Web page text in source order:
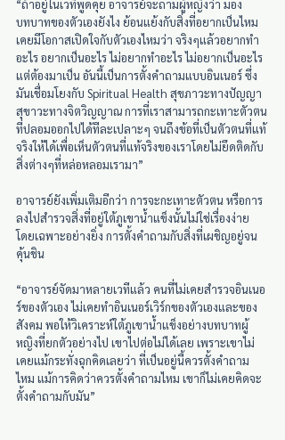
“ถ้าอยู่ในเวทีพูดคุย อาจารย์จะถามผู้หญิงว่า มอง
บทบาทของตัวเองยังไง ย้อนแย้งกับสิ่งที่อยากเป็นไหม
เคยมีโอกาสเปิดใจกับตัวเองไหมว่า จริงๆแล้วอยากทำ
อะไร อยากเป็นอะไร ไม่อยากทำอะไร ไม่อยากเป็นอะไร
แต่ต้องมาเป็น อันนี้เป็นการตั้งคำถามแบบอินเนอร์ ซึ่ง
มันเชื่อมโยงกับ Spiritual Health สุขภาวะทางปัญญา
สุขาวะทางจิตวิญญาณ การที่เราสามารถกะเทาะตัวตน
ที่ปลอมออกไปได้ทีละเปลาะๆ จนถึงข้อที่เป็นตัวตนที่แท้
จริงให้ได้เพื่อเห็นตัวตนที่แท้จริงของเราโดยไม่ยึดติดกับ
สิ่งต่างๆที่หล่อหลอมเรามา”
อาจารย์ยังเพิ่มเติมอีกว่า การจะกะเทาะตัวตน หรือการ
ลงไปสำรวจสิ่งที่อยู่ใต้ภูเขาน้ำแข็งนั้นไม่ใช่เรื่องง่าย
โดยเฉพาะอย่างยิ่ง การตั้งคำถามกับสิ่งที่เผชิญอยู่จน
คุ้นชิน
“อาจารย์จัดมาหลายเวทีแล้ว คนที่ไม่เคยสำรวจอินเนอ
ร์ของตัวเอง ไม่เคยทำอินเนอร์เวิร์กของตัวเองและของ
สังคม พอให้วิเคราะห์ใต้ภูเขาน้ำแข็งอย่างบทบาทผู้
หญิงที่ยกตัวอย่างไป เขาไปต่อไม่ได้เลย เพราะเขาไม่
เคยแม้กระทั่งฉุกคิดเลยว่า ที่เป็นอยู่นี้ควรตั้งคำถาม
ไหม แม้การคิดว่าควรตั้งคำถามไหม เขาก็ไม่เคยคิดจะ
ตั้งคำถามกับมัน”